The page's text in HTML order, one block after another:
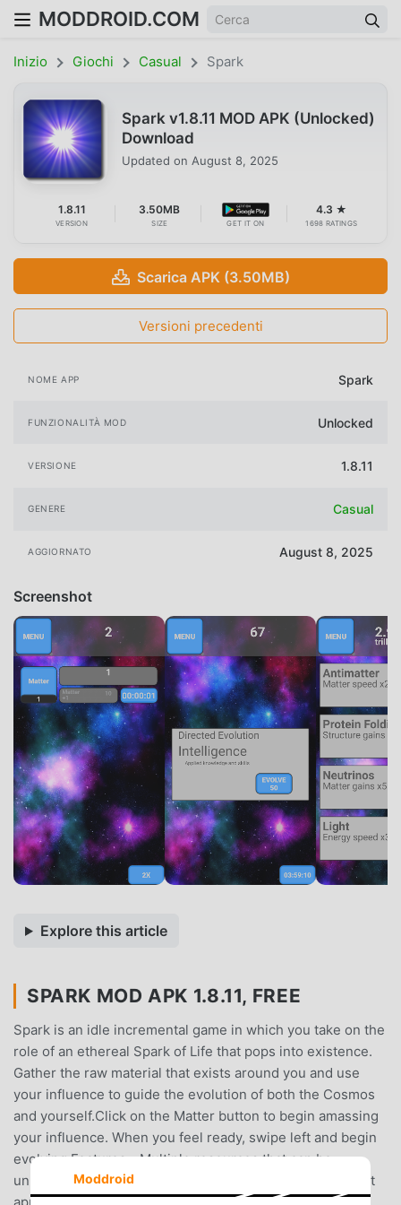
MODDROID.COM
Inizio Giochi Casual Spark
Spark v1.8.11 MOD APK (Unlocked)
Download
Updated on August 8, 2025
1.8.11
VERSION
3.50MB
SIZE GET IT ON
4.3 ★
1698 RATINGS
Scarica APK (3.50MB)
Versioni precedenti
NOME APP Spark
FUNZIONALITÀ MOD Unlocked
VERSIONE 1.8.11
GENERE Casual
AGGIORNATO August 8, 2025
Screenshot
Explore this article
SPARK MOD APK 1.8.11, FREE
Spark is an idle incremental game in which you take on the
role of an ethereal Spark of Life that pops into existence.
Gather the raw material that exists around you and use
your influence to guide the evolution of both the Cosmos
and yourself.Click on the Matter button to begin amassing
your influence. When you feel ready, swipe left and begin
evolving.Features:- Multiple resources that can be
unlocked, purchased, and upgraded- Story elements that
Moddroid